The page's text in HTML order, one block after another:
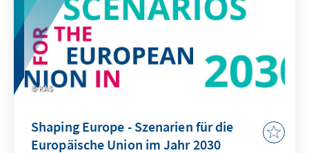
KAS
Shaping Europe - Szenarien für die
Europäische Union im Jahr 2030